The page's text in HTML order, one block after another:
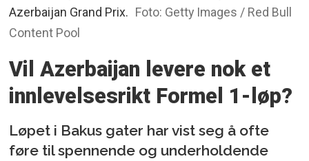
Azerbaijan Grand Prix. Foto: Getty Images / Red Bull
Content Pool
Vil Azerbaijan levere nok et
innlevelsesrikt Formel 1-løp?
Løpet i Bakus gater har vist seg å ofte
føre til spennende og underholdende